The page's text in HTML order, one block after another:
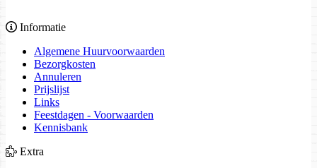
Informatie
Algemene Huurvoorwaarden
Bezorgkosten
Annuleren
Prijslijst
Links
Feestdagen - Voorwaarden
Kennisbank
Extra